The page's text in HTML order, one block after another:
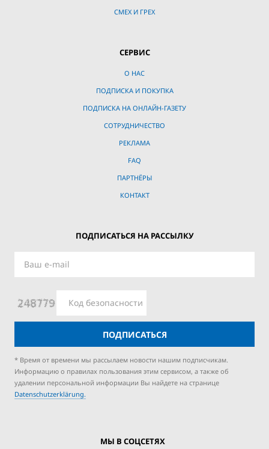
СМЕХ И ГРЕХ
СЕРВИС
О НАС
ПОДПИСКА И ПОКУПКА
ПОДПИСКА НА ОНЛАЙН-ГАЗЕТУ
СОТРУДНИЧЕСТВО
РЕКЛАМА
FAQ
ПАРТНЁРЫ
КОНТАКТ
ПОДПИСАТЬСЯ НА РАССЫЛКУ
ПОДПИСАТЬСЯ
* Время от времени мы рассылаем новости нашим подписчикам.
Информацию о правилах пользования этим сервисом, а также об
удалении персональной информации Вы найдете на странице
Datenschutzerklärung.
МЫ В СОЦСЕТЯХ